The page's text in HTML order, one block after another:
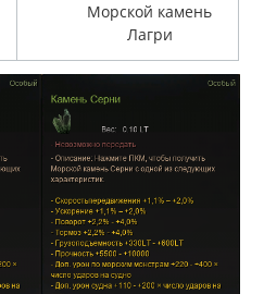
Морской камень
Лагри